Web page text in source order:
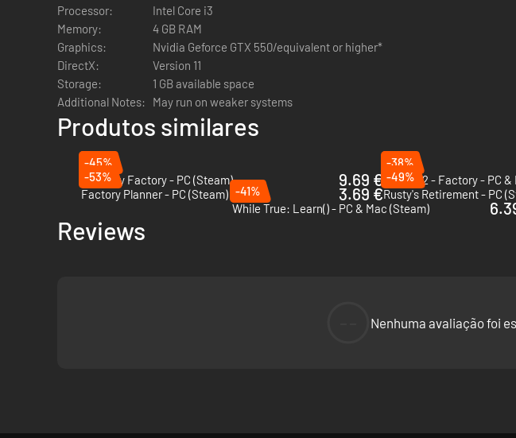
Trabalhar na quinta dá-te recursos que podes gastar para desbloquear novas tecnologias.
Processor:
Intel Core i3
Memory:
4 GB RAM
Graphics:
Nvidia Geforce GTX 550/equivalent or higher*
DirectX:
Version 11
Storage:
1 GB available space
Additional Notes:
May run on weaker systems
Produtos similares
-45%
Alchemy Factory - PC (Steam)
9.69 €
-38%
shapez 2 - Factory - PC
-53%
Factory Planner - PC (Steam)
3.69 €
-49%
Rusty's Retirement - PC
-41%
While True: Learn() - PC & Mac (Steam)
Reviews
Nenhuma avaliação foi